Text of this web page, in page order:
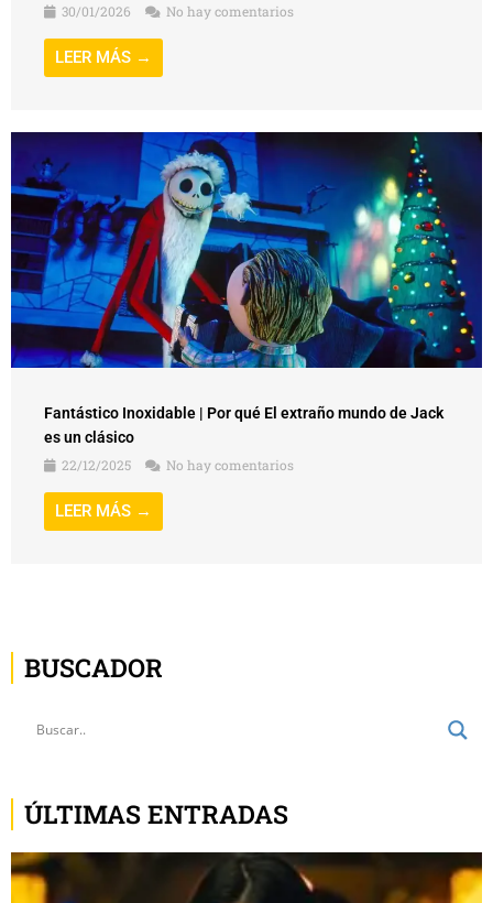
30/01/2026
No hay comentarios
LEER MÁS →
Fantástico Inoxidable | Por qué El extraño mundo de Jack
es un clásico
22/12/2025
No hay comentarios
LEER MÁS →
BUSCADOR
ÚLTIMAS ENTRADAS